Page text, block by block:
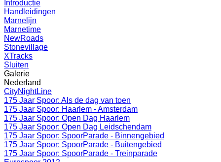
Introductie
Handleidingen
Marnelijn
Marnetime
NewRoads
Stonevillage
XTracks
Sluiten
Galerie
Nederland
CityNightLine
175 Jaar Spoor: Als de dag van toen
175 Jaar Spoor: Haarlem - Amsterdam
175 Jaar Spoor: Open Dag Haarlem
175 Jaar Spoor: Open Dag Leidschendam
175 Jaar Spoor: SpoorParade - Binnengebied
175 Jaar Spoor: SpoorParade - Buitengebied
175 Jaar Spoor: SpoorParade - Treinparade